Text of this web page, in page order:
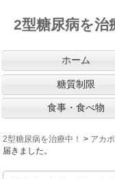
2型糖尿病を治
ホーム
糖質制限
食事・食べ物
2型糖尿病を治療中！ > アカ
届きました。